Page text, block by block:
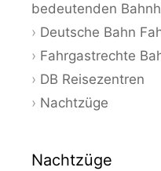
bedeutenden
Deutsche Bahn
Fahrgastrechte
DB Reisezentren
Nachtzüge
Nachtzüge